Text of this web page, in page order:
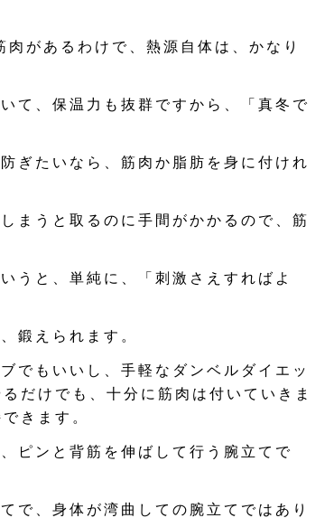
があるわけで、熱源自体は、かなり
て、保温力も抜群ですから、「真冬で
ぎたいなら、筋肉か脂肪を身に付けれ
まうと取るのに手間がかかるので、筋
うと、単純に、「刺激さえすればよ
鍛えられます。
でもいいし、手軽なダンベルダイエッ
だけでも、十分に筋肉は付いていきま
きます。
ピンと背筋を伸ばして行う腕立てで
で、身体が湾曲しての腕立てではあり